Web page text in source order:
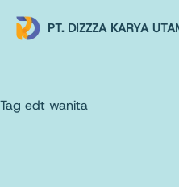
PT. DIZZZA KARYA
Tag edt wanita